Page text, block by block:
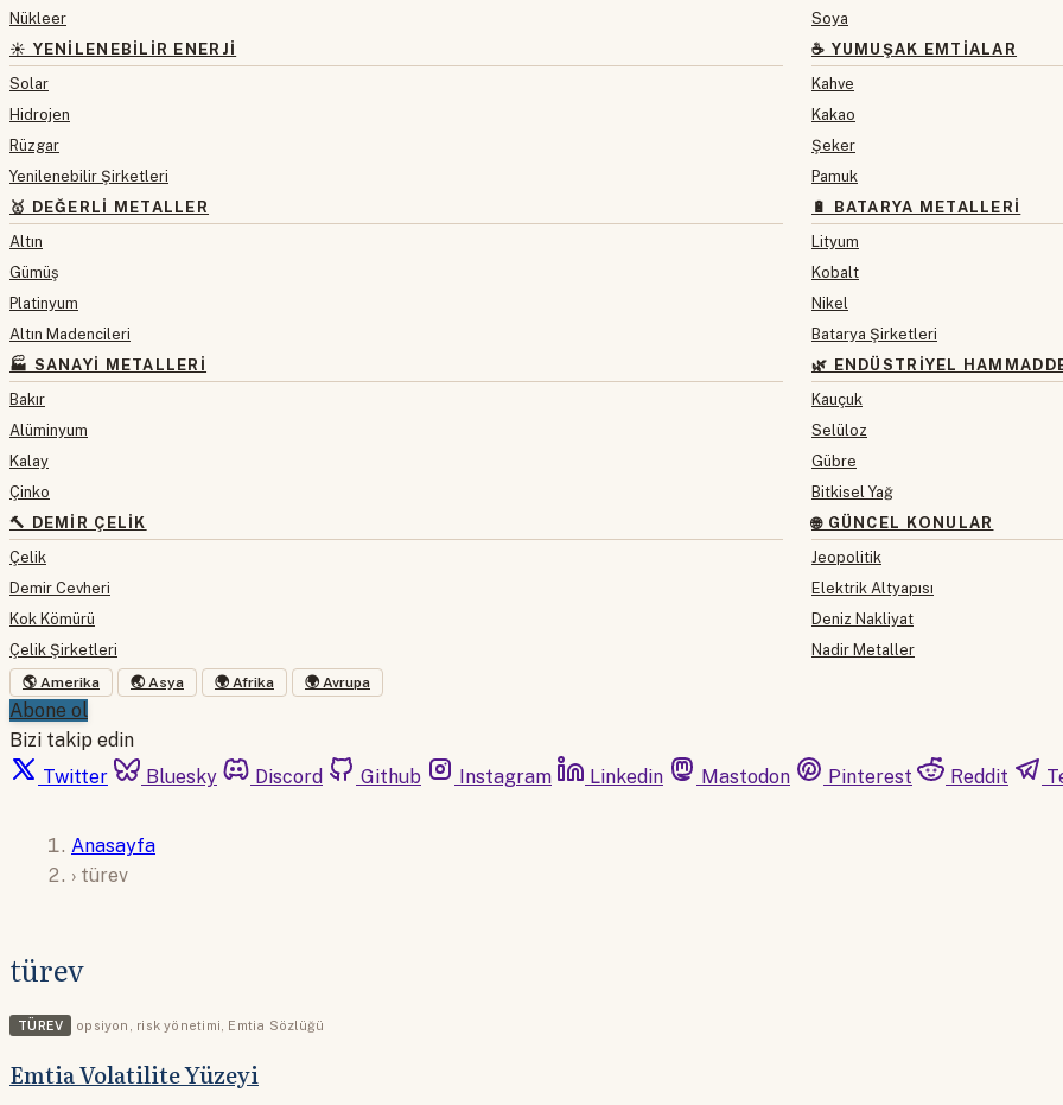
Nükleer
☀️ YENILENEBILIR ENERJI
Solar
Hidrojen
Rüzgar
Yenilenebilir Şirketleri
🥇 DEĞERLI METALLER
Altın
Gümüş
Platinyum
Altın Madencileri
🏭 SANAYI METALLERI
Bakır
Alüminyum
Kalay
Çinko
🔨 DEMIR ÇELIK
Çelik
Demir Cevheri
Kok Kömürü
Çelik Şirketleri
Soya
☕ YUMUŞAK EMTIALAR
Kahve
Kakao
Şeker
Pamuk
🔋 BATARYA METALLERI
Lityum
Kobalt
Nikel
Batarya Şirketleri
🌿 ENDÜSTRIYEL
Kauçuk
Selüloz
Gübre
Bitkisel Yağ
🌐 GÜNCEL KONULAR
Jeopolitik
Elektrik Altyapısı
Deniz Nakliyat
Nadir Metaller
🌎 Amerika 🌏 Asya 🌍 Afrika 🌍 Avrupa
Abone ol
Bizi takip edin
Twitter
Bluesky Discord Github Instagram Linkedin Mastodon Pinterest Reddit
Anasayfa
› türev
türev
TÜREV opsiyon , risk yönetimi, Emtia Sözlüğü
Emtia Volatilite Yüzeyi